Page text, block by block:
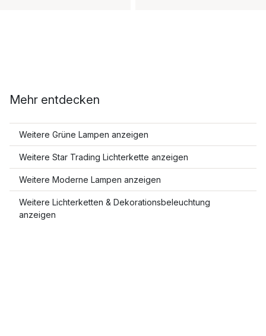
Mehr entdecken
Weitere Grüne Lampen anzeigen
Weitere Star Trading Lichterkette anzeigen
Weitere Moderne Lampen anzeigen
Weitere Lichterketten & Dekorationsbeleuchtung
anzeigen